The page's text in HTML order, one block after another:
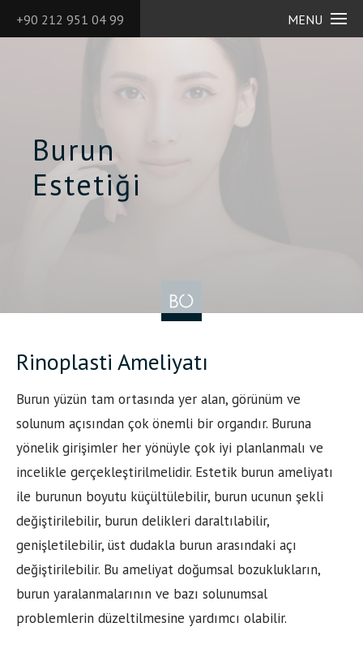
+90 212 951 04 99 MENU
Burun
Estetiği
Rinoplasti Ameliyatı
Burun yüzün tam ortasında yer alan, görünüm ve
solunum açısından çok önemli bir organdır. Buruna
yönelik girişimler her yönüyle çok iyi planlanmalı ve
incelikle gerçekleştirilmelidir. Estetik burun ameliyatı
ile burunun boyutu küçültülebilir, burun ucunun şekli
değiştirilebilir, burun delikleri daraltılabilir,
genişletilebilir, üst dudakla burun arasındaki açı
değiştirilebilir. Bu ameliyat doğumsal bozuklukların,
burun yaralanmalarının ve bazı solunumsal
problemlerin düzeltilmesine yardımcı olabilir.